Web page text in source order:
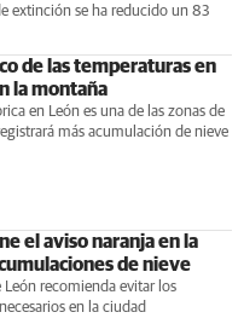
extinción se ha reducido un 83
de las temperaturas en
la montaña
en León es una de las zonas de
más acumulación de nieve
el aviso naranja en la
de nieve
León recomienda evitar los
en la ciudad